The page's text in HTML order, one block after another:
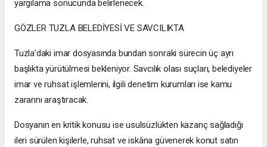
yargılama sonucunda belirlenecek.
GÖZLER TUZLA BELEDİYESİ VE SAVCILIKTA
Tuzla’daki imar dosyasında bundan sonraki sürecin üç ayrı
başlıkta yürütülmesi bekleniyor. Savcılık olası suçları, belediyeler
imar ve ruhsat işlemlerini, ilgili denetim kurumları ise kamu
zararını araştıracak.
Dosyanın en kritik konusu ise usulsüzlükten kazanç sağladığı
ileri sürülen kişilerle, ruhsat ve iskâna güvenerek konut satın